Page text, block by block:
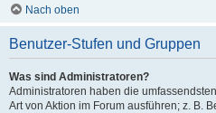
Nach oben
Benutzer-Stufen und Gruppen
Was sind Administratoren?
Administratoren haben die
Art von Aktion im Forum ausführen; z. B.